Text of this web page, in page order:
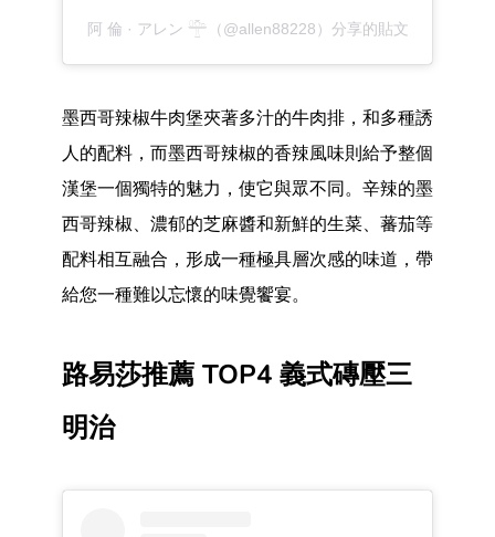
阿 倫 · アレン 𓊯（@allen88228）分享的貼文
墨西哥辣椒牛肉堡夾著多汁的牛肉排，和多種誘
人的配料，而墨西哥辣椒的香辣風味則給予整個
漢堡一個獨特的魅力，使它與眾不同。辛辣的墨
西哥辣椒、濃郁的芝麻醬和新鮮的生菜、蕃茄等
配料相互融合，形成一種極具層次感的味道，帶
給您一種難以忘懷的味覺饗宴。
路易莎推薦 TOP4 義式磚壓三
明治